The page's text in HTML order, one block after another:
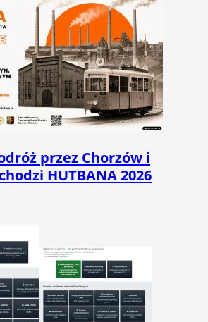
przez Chorzów i
HUTBANA 2026